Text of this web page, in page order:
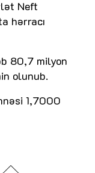
Neft
hərracı
80,7 milyon
olunub.
1,7000